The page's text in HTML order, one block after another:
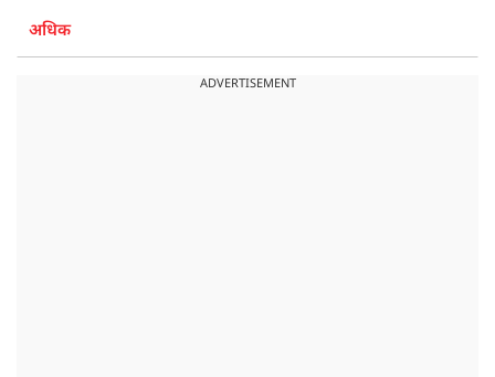
अधिक
ADVERTISEMENT